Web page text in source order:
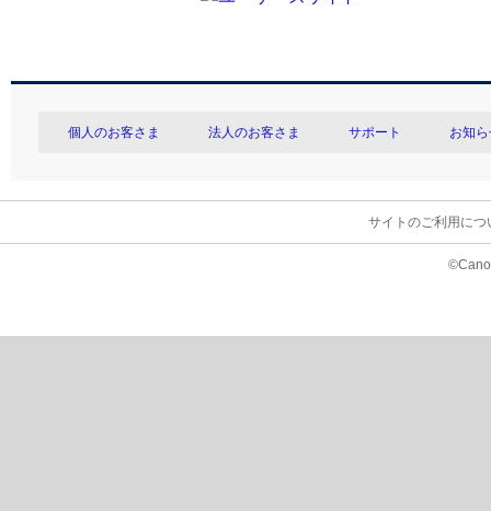
個人のお客さま 法人のお客さま サポート お知
サイトのご利用につ